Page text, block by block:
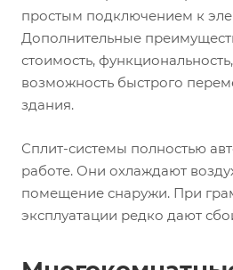
простым подключением к
Дополнительные
стоимость, функциональность,
возможность быстрого
здания.
Сплит-системы полностью
работе. Они охлаждают
помещение снаружи. При
эксплуатации редко дают